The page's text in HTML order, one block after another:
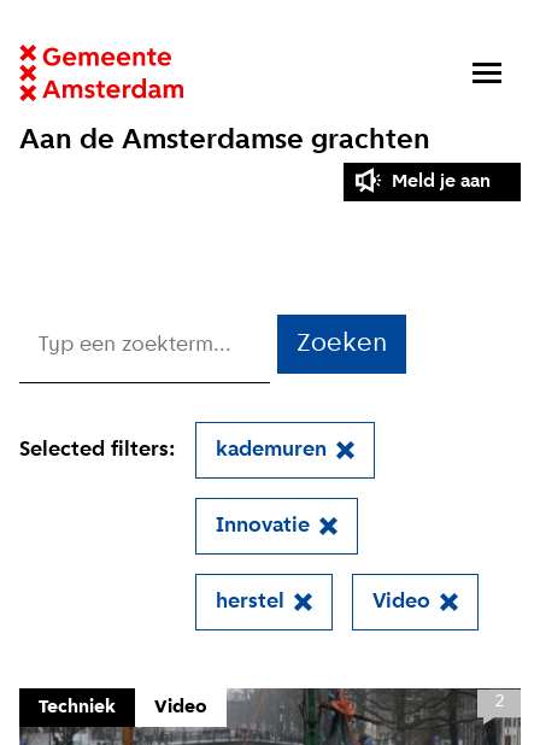
Aan de Amsterdamse grachten
Meld je aan
Meld je aan voor onze
Zoeken
Selected filters: kademuren
Innovatie
herstel Video
Techniek Video 2